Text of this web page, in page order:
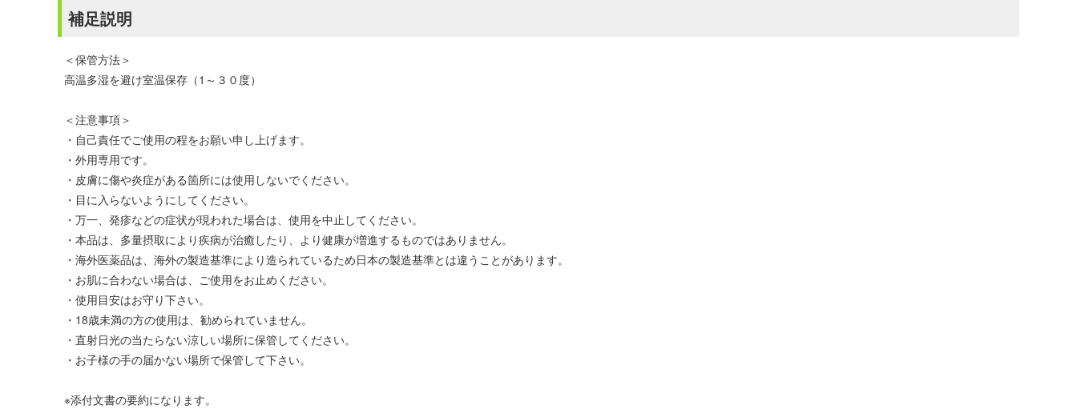
補足説明
＜保管方法＞
高温多湿を避け室温保存（1～３０度）
＜注意事項＞
・自己責任でご使用の程をお願い申し上げます。
・外用専用です。
・皮膚に傷や炎症がある箇所には使用しないでください。
・目に入らないようにしてください。
・万一、発疹などの症状が現われた場合は、使用を中止してください。
・本品は、多量摂取により疾病が治癒したり、より健康が増進するものではありません。
・海外医薬品は、海外の製造基準により造られているため日本の製造基準とは違うことがあります。
・お肌に合わない場合は、ご使用をお止めください。
・使用目安はお守り下さい。
・18歳未満の方の使用は、勧められていません。
・直射日光の当たらない涼しい場所に保管してください。
・お子様の手の届かない場所で保管して下さい。
※添付文書の要約になります。